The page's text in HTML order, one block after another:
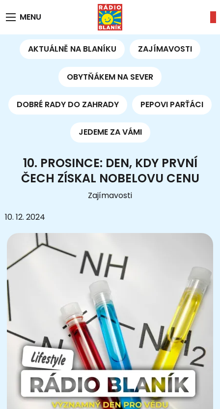
MENU
AKTUÁLNĚ NA BLANÍKU ZAJÍMAVOSTI
OBYTŇÁKEM NA SEVER
DOBRÉ RADY DO ZAHRADY PEPOVI PARŤÁCI
JEDEME ZA VÁMI
10. PROSINCE: DEN, KDY PRVNÍ
ČECH ZÍSKAL NOBELOVU CENU
Zajímavosti
10. 12. 2024